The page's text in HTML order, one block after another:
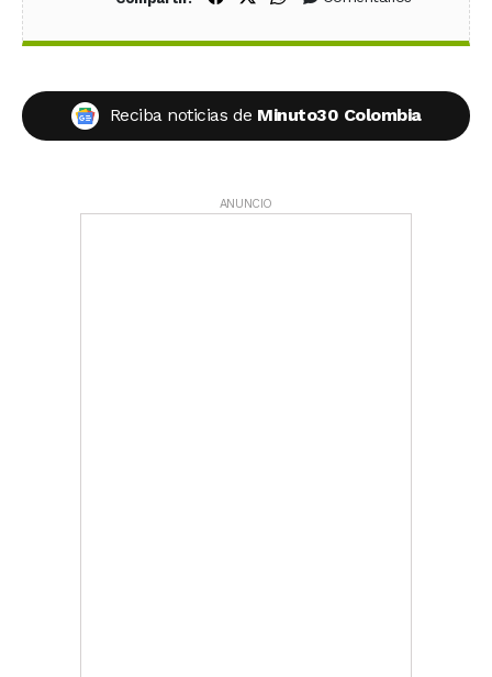
Reciba noticias de Minuto30 Colombia
ANUNCIO